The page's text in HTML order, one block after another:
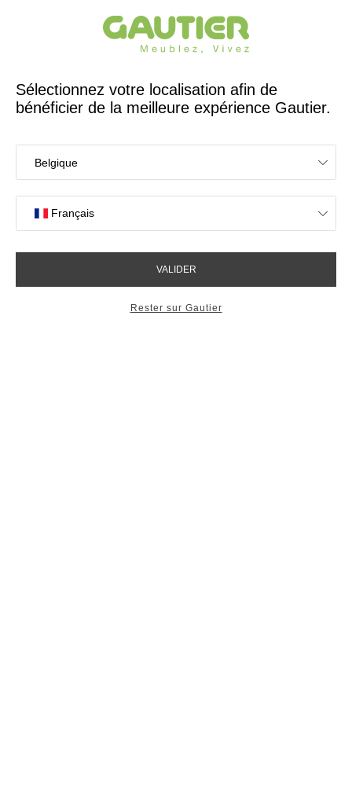
Créateur et fabricant français depuis 65 ans
Accueil Tous nos conseils pour aménager un intérieur qui vous ressemble